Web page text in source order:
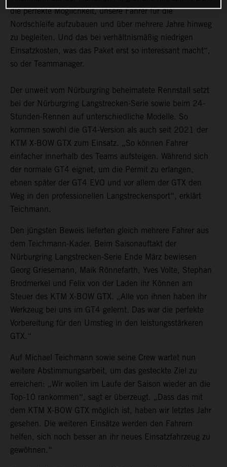
die perfekte Möglichkeit, unsere Fahrer für die
Nordschleife aufzubauen und über mehrere Jahre hinweg
zu begleiten. Und das bei verhältnismäßig niedrigen
Einsatzkosten, was das Paket erst so interessant macht“,
so der Teammanager.
Der unweit vom Nürburgring beheimatete Rennstall setzt
bei der Nürburgring Langstrecken-Serie sowie beim 24-
Stunden-Rennen auf unterschiedliche Modelle. So
kommen sowohl die GT4-Version als auch seit 2021 der
KTM X-BOW GTX zum Einsatz. „So können Fahrer
einfacher innerhalb des Teams aufsteigen. Während sich
der normale GT4 eignet, um die Permit zu erlangen,
ebnen später der GT4 EVO und vor allem der GTX den
Weg in den professionellen Langstreckensport“, erklärt
Teichmann.
Den jüngsten Beweis lieferten gleich mehrere Fahrer aus
dem Teichmann-Kader. Beim Saisonauftakt der
Nürburgring Langstrecken-Serie Ende März bewiesen
Georg Griesemann, Maik Rönnefarth, Yves Volte, Stephan
Brodmerkel und Felix von der Laden ihr Können am
Steuer des KTM X-BOW GTX. „Alle von ihnen haben ihr
Werkzeug bei uns im GT4 gelernt. Das war die perfekte
Vorbereitung für den Umstieg in den leistungsstärkeren
GTX.“
Auf Michael Teichmann sowie seine Crew wartet nun
weitere Abstimmungsarbeit, um das gesteckte Ziel zu
erreichen: „Wir wollen im Laufe der Saison wieder an die
Top-10 rankommen“, sagt er überzeugt. „Dass das mit
dem KTM X-BOW GTX möglich ist, haben wir letztes Jahr
gesehen. Die weiteren Einsätze werden den Fahrern
helfen, sich noch besser an ihr neues Einsatzfahrzeug zu
gewöhnen.“